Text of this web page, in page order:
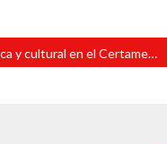
Celebran riqueza lingüística y cultural en el Certamen de Oratoria Notlahtol